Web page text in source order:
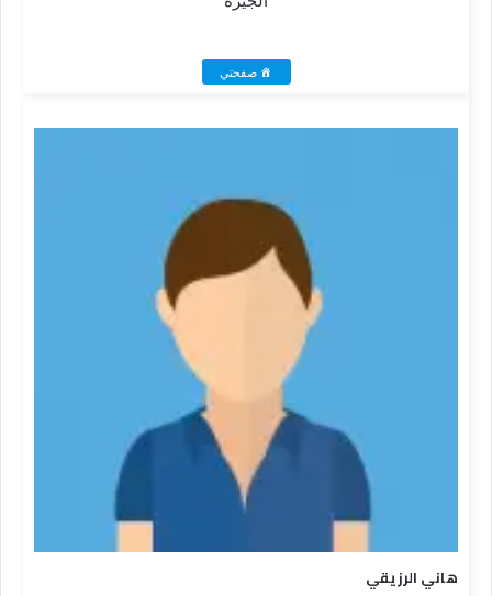
صفحتي
هاني الرزيقي